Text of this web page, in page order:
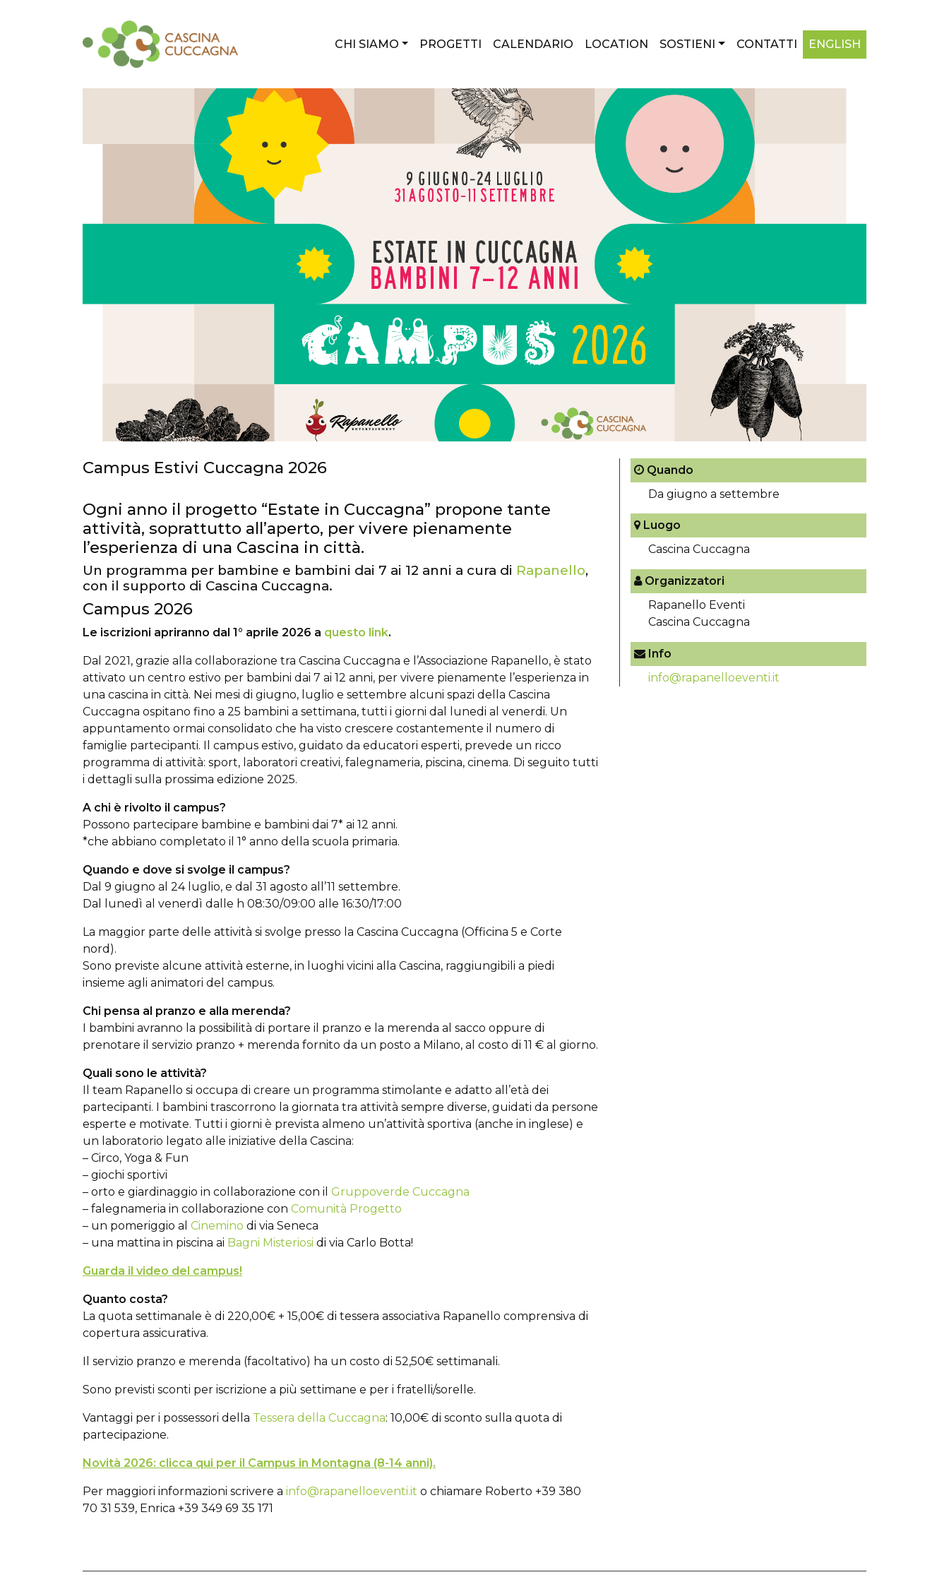
CHI SIAMO PROGETTI CALENDARIO LOCATION SOSTIENI CONTATTI ENGLISH
Campus Estivi Cuccagna 2026
Ogni anno il progetto “Estate in Cuccagna” propone tante
attività, soprattutto all’aperto, per vivere pienamente
l’esperienza di una Cascina in città.
Un programma per bambine e bambini dai 7 ai 12 anni a cura di Rapanello,
con il supporto di Cascina Cuccagna.
Campus 2026
Le iscrizioni apriranno dal 1° aprile 2026 a questo link.
Dal 2021, grazie alla collaborazione tra Cascina Cuccagna e l’Associazione Rapanello, è stato
attivato un centro estivo per bambini dai 7 ai 12 anni, per vivere pienamente l’esperienza in
una cascina in città. Nei mesi di giugno, luglio e settembre alcuni spazi della Cascina
Cuccagna ospitano fino a 25 bambini a settimana, tutti i giorni dal lunedi al venerdi. Un
appuntamento ormai consolidato che ha visto crescere costantemente il numero di
famiglie partecipanti. Il campus estivo, guidato da educatori esperti, prevede un ricco
programma di attività: sport, laboratori creativi, falegnameria, piscina, cinema. Di seguito tutti
i dettagli sulla prossima edizione 2025.
A chi è rivolto il campus?
Possono partecipare bambine e bambini dai 7* ai 12 anni.
*che abbiano completato il 1° anno della scuola primaria.
Quando e dove si svolge il campus?
Dal 9 giugno al 24 luglio, e dal 31 agosto all’11 settembre.
Dal lunedì al venerdì dalle h 08:30/09:00 alle 16:30/17:00
La maggior parte delle attività si svolge presso la Cascina Cuccagna (Officina 5 e Corte
nord).
Sono previste alcune attività esterne, in luoghi vicini alla Cascina, raggiungibili a piedi
insieme agli animatori del campus.
Chi pensa al pranzo e alla merenda?
I bambini avranno la possibilità di portare il pranzo e la merenda al sacco oppure di
prenotare il servizio pranzo + merenda fornito da un posto a Milano, al costo di 11 € al giorno.
Quali sono le attività?
Il team Rapanello si occupa di creare un programma stimolante e adatto all’età dei
partecipanti. I bambini trascorrono la giornata tra attività sempre diverse, guidati da persone
esperte e motivate. Tutti i giorni è prevista almeno un’attività sportiva (anche in inglese) e
un laboratorio legato alle iniziative della Cascina:
– Circo, Yoga & Fun
– giochi sportivi
– orto e giardinaggio in collaborazione con il Gruppoverde Cuccagna
– falegnameria in collaborazione con Comunità Progetto
– un pomeriggio al Cinemino di via Seneca
– una mattina in piscina ai Bagni Misteriosi di via Carlo Botta!
Guarda il video del campus!
Quanto costa?
La quota settimanale è di 220,00€ + 15,00€ di tessera associativa Rapanello comprensiva di
copertura assicurativa.
Il servizio pranzo e merenda (facoltativo) ha un costo di 52,50€ settimanali.
Sono previsti sconti per iscrizione a più settimane e per i fratelli/sorelle.
Vantaggi per i possessori della Tessera della Cuccagna: 10,00€ di sconto sulla quota di
partecipazione.
Novità 2026: clicca qui per il Campus in Montagna (8-14 anni).
Per maggiori informazioni scrivere a info@rapanelloeventi.it o chiamare Roberto +39 380
70 31 539, Enrica +39 349 69 35 171
Quando
Da giugno a settembre
Luogo
Cascina Cuccagna
Organizzatori
Rapanello Eventi
Cascina Cuccagna
Info
info@rapanelloeventi.it